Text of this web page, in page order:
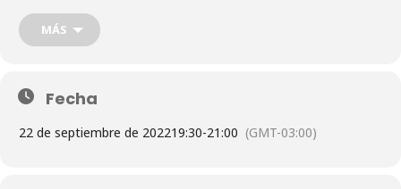
Información e inscripciones en
Gabriela Parra RJM; Ma. Belén Burgos RJM; Lic. Ricardo Moscato.
MÁS
Fecha
22 de septiembre de 202219:30-21:00 (GMT-03:00)